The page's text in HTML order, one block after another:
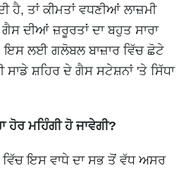
ਹੈ, ਤਾਂ ਕੀਮਤਾਂ ਵਧਣੀਆਂ ਲਾਜ਼ਮੀ
ਦੀਆਂ ਜ਼ਰੂਰਤਾਂ ਦਾ ਬਹੁਤ ਸਾਰਾ
ਇਸ ਲਈ ਗਲੋਬਲ ਬਾਜ਼ਾਰ ਵਿੱਚ ਛੋਟੇ
ਸਾਡੇ ਸ਼ਹਿਰ ਦੇ ਗੈਸ ਸਟੇਸ਼ਨਾਂ 'ਤੇ ਸਿੱਧਾ
ਮਹਿੰਗੀ ਹੋ ਜਾਵੇਗੀ?
ਵਿੱਚ ਇਸ ਵਾਧੇ ਦਾ ਸਭ ਤੋਂ ਵੱਧ ਅਸਰ